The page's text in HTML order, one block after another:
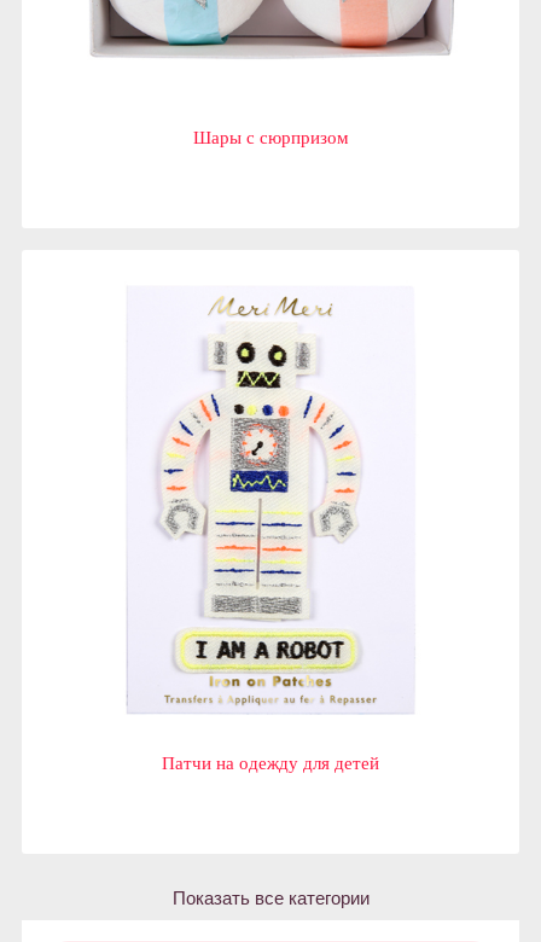
Шары с сюрпризом
Патчи на одежду для детей
Показать все категории